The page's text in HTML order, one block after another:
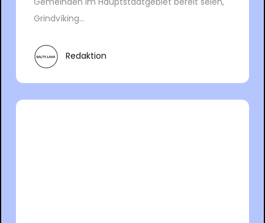
Grindvíking...
Redaktion